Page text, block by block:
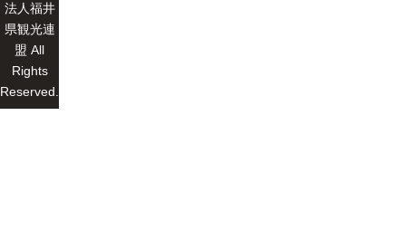
法人福井
県観光連
盟 All
Rights
Reserved.